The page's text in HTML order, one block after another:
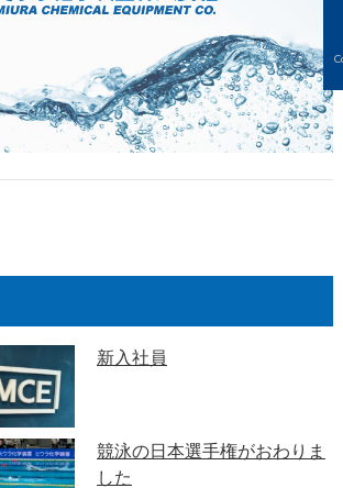
新入社員
競泳の日本選手権がおわりま
した